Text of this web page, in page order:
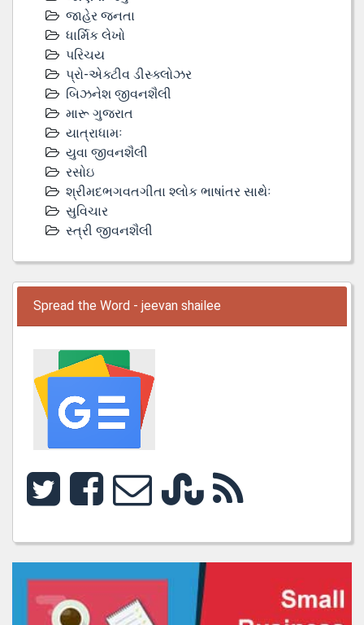
જાહેર જનતા
ધાર્મિક લેખો
પરિચય
પ્રો-એક્ટીવ ડીસ્‍ક્લોઝર
બિઝનેશ જીવનશૈલી
મારૂ ગુજરાત
યાત્રાધામઃ
યુવા જીવનશૈલી
રસોઇ
શ્રીમદભગવતગીતા શ્લોક ભાષાંતર સાથેઃ
સુવિચાર
સ્ત્રી જીવનશૈલી
Spread the Word - jeevan shailee